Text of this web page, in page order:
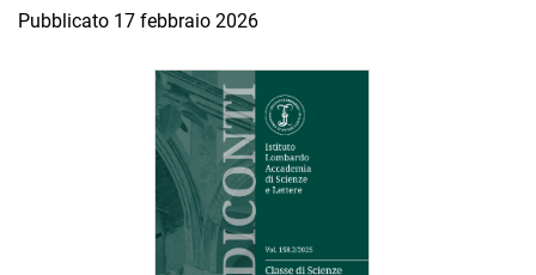
Pubblicato 17 febbraio 2026